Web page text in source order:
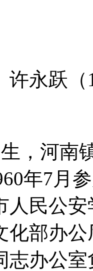
河南
年7月
人民公
化部办
志办公